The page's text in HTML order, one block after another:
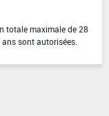
totale maximale de 28
sont autorisées.